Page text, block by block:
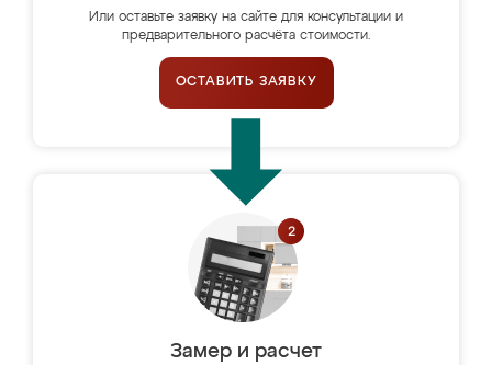
Или оставьте заявку на сайте для консультации и
предварительного расчёта стоимости.
ОСТАВИТЬ ЗАЯВКУ
Замер и расчет